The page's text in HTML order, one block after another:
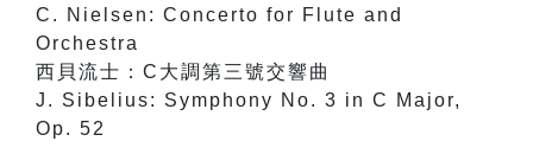
C. Nielsen: Concerto for Flute and
Orchestra
西貝流士：C大調第三號交響曲
J. Sibelius: Symphony No. 3 in C Major,
Op. 52